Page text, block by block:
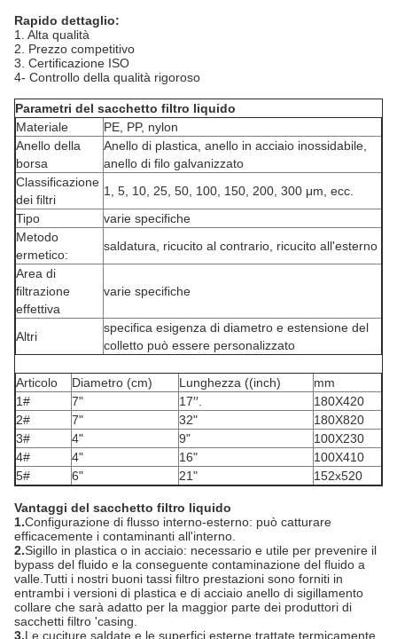
Rapido dettaglio:
1. Alta qualità
2. Prezzo competitivo
3. Certificazione ISO
4- Controllo della qualità rigoroso
Parametri del sacchetto filtro liquido
Materiale
PE, PP, nylon
Anello della
borsa
Anello di plastica, anello in acciaio inossidabile,
anello di filo galvanizzato
Classificazione
dei filtri
1, 5, 10, 25, 50, 100, 150, 200, 300 μm, ecc.
Tipo
varie specifiche
Metodo
ermetico:
saldatura, ricucito al contrario, ricucito all'esterno
Area di
filtrazione
effettiva
varie specifiche
Altri
specifica esigenza di diametro e estensione del
colletto può essere personalizzato
Articolo Diametro (cm) Lunghezza ((inch)
mm
1#
7" 17′′.
180X420
2#
7" 32"
180X820
3#
4" 9"
100X230
4#
4" 16"
100X410
5#
6" 21" 152x520
Vantaggi del sacchetto filtro liquido
1.Configurazione di flusso interno-esterno: può catturare
efficacemente i contaminanti all'interno.
2.Sigillo in plastica o in acciaio: necessario e utile per prevenire il
bypass del fluido e la conseguente contaminazione del fluido a
valle.Tutti i nostri buoni tassi filtro prestazioni sono forniti in
entrambi i versioni di plastica e di acciaio anello di sigillamento
collare che sarà adatto per la maggior parte dei produttori di
sacchetti filtro 'casing.
3.Le cuciture saldate e le superfici esterne trattate termicamente